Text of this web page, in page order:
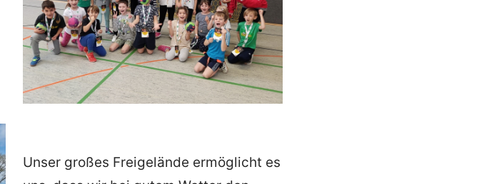
Unser großes Freigelände ermöglicht es